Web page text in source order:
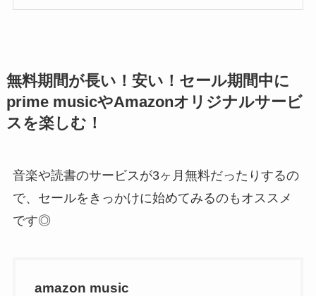
無料期間が長い！安い！セール期間中に
prime musicやAmazonオリジナルサービ
スを楽しむ！
音楽や読書のサービスが3ヶ月無料だったりするの
で、セールをきっかけに始めてみるのもオススメ
です◎
amazon music